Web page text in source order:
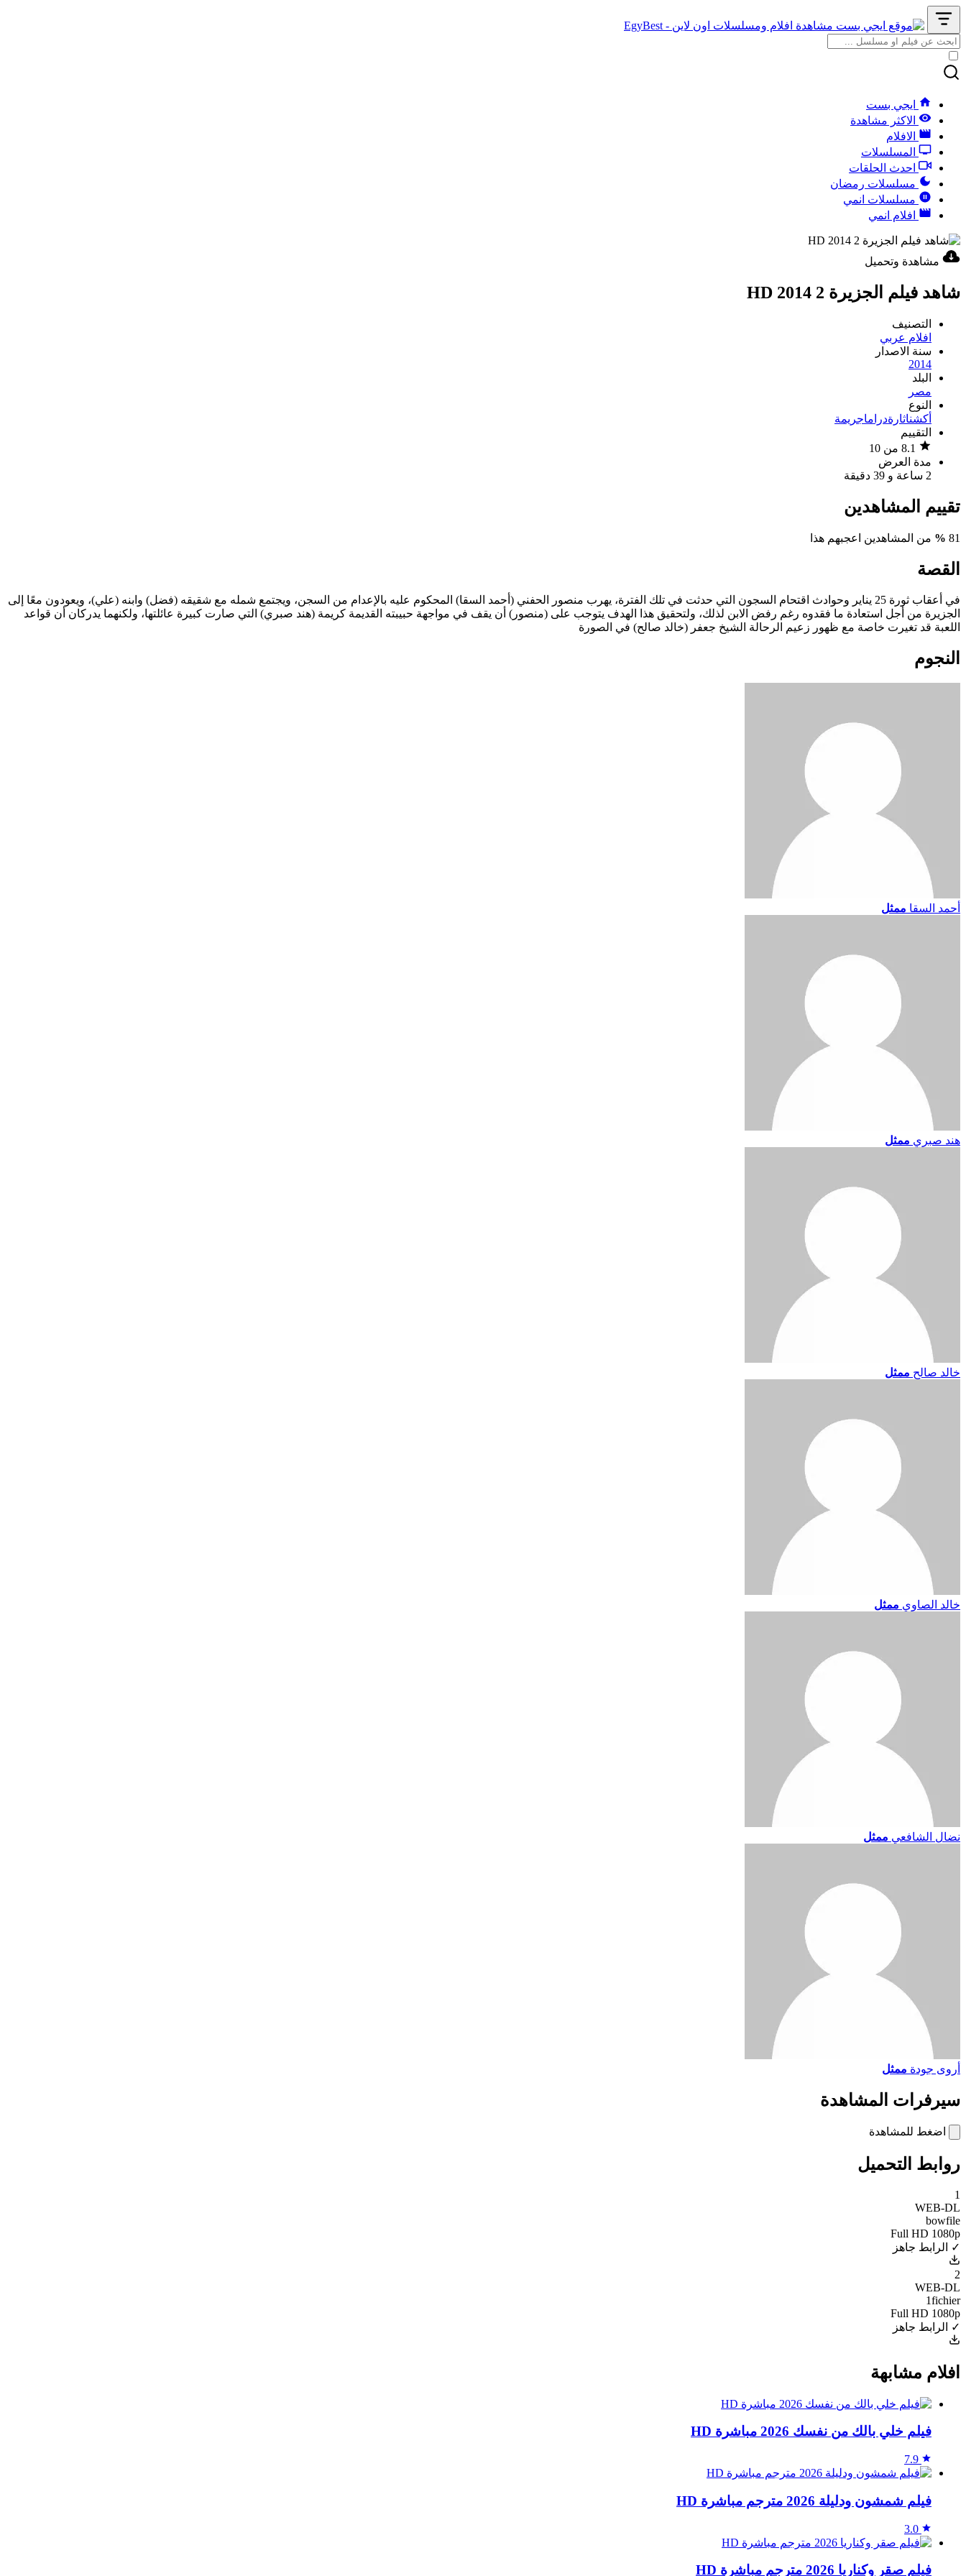
ايجي بست
الاكثر مشاهدة
الافلام
المسلسلات
احدث الحلقات
مسلسلات رمضان
مسلسلات انمي
افلام انمي
مشاهدة وتحميل
شاهد فيلم الجزيرة 2 2014 HD
التصنيف
افلام عربي
سنة الاصدار
2014
البلد
مصر
النوع
أكشناثارةدراماجريمة
التقييم
مدة العرض
2 ساعة و 39 دقيقة
تقييم المشاهدين
81
% من المشاهدين اعجبهم هذا
القصة
في أعقاب ثورة 25 يناير وحوادث اقتحام السجون التي حدثت في تلك الفترة، يهرب منصور الحفني (أحمد السقا) المحكوم عليه بالإعدام من السجن، ويجتمع شمله مع شقيقه (فضل) وابنه (علي)، ويعودون معًا إلى
الجزيرة من أجل استعادة ما فقدوه رغم رفض الابن لذلك، ولتحقيق هذا الهدف يتوجب على (منصور) أن يقف في مواجهة حبيبته القديمة كريمة (هند صبري) التي صارت كبيرة عائلتها، ولكنهما يدركان أن قواعد
اللعبة قد تغيرت خاصة مع ظهور زعيم الرحالة الشيخ جعفر (خالد صالح) في الصورة
النجوم
أحمد السقا ممثل
هند صبري ممثل
خالد صالح ممثل
خالد الصاوي ممثل
نضال الشافعي ممثل
أروى جودة ممثل
سيرفرات المشاهدة
اضغط للمشاهدة
روابط التحميل
1
WEB-DL
bowfile
Full HD 1080p
✓ الرابط جاهز
2
WEB-DL
1fichier
Full HD 1080p
✓ الرابط جاهز
افلام مشابهة
فيلم خلي بالك من نفسك 2026 مباشرة HD
7.9
فيلم شمشون ودليلة 2026 مترجم مباشرة HD
3.0
فيلم صقر وكناريا 2026 مترجم مباشرة HD